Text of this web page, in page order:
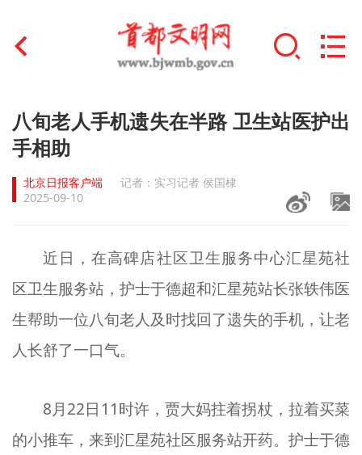
首页
文明创建
文明实践
未成年人思想道德建设
榜样人物
+
身边好人
北京宣传文化引导基金
八旬老人手机遗失在半路 卫生站医护出
手相助
北京日报客户端
记者：实习记者 侯国棣
2025-09-10
近日，在高碑店社区卫生服务中心汇星苑社
区卫生服务站，护士于德超和汇星苑站长张轶伟医
生帮助一位八旬老人及时找回了遗失的手机，让老
人长舒了一口气。
8月22日11时许，贾大妈拄着拐杖，拉着买菜
的小推车，来到汇星苑社区服务站开药。护士于德